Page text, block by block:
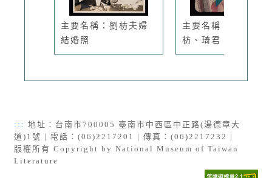
主要名稱：劉枋夫婦
結婚照
主要名稱：張明、劉
枋、琦君、...
::: 地址：台南市700005 臺南市中西區中正路(湯德章大
道)1號 | 電話：(06)2217201 | 傳真：(06)2217232 |
版權所有 Copyright by National Museum of Taiwan
Literature